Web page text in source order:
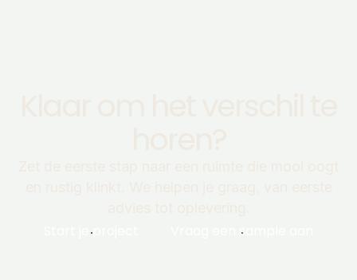
Start je project Vraag een sample aan